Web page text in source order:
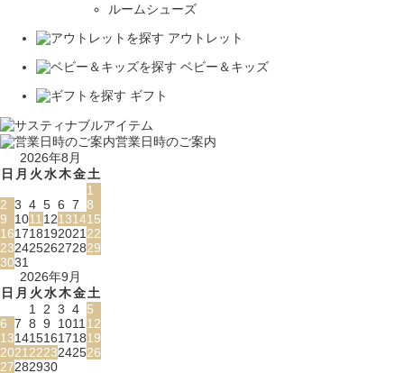
ルームシューズ
アウトレット
ベビー＆キッズ
ギフト
営業日時のご案内
2026年8月
日 月 火水木金土
1
2 3 4 5 6 7 8
9
1011 12131415
161718192021 22
23242526272829
3031
2026年9月
日 月 火水木金土
1
2 3 4 5
6 7 8 9 1011 12
13141516171819
2021 2223242526
27282930